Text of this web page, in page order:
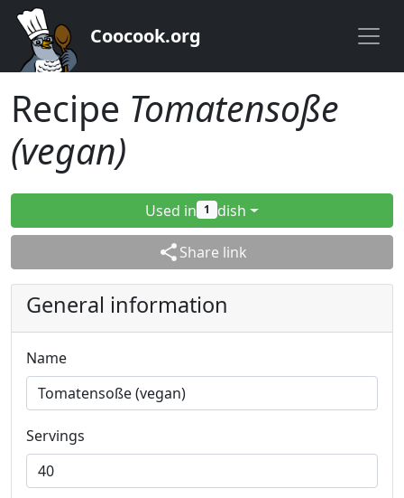
Coocook.org
Recipe Tomatensoße
(vegan)
Used in 1 dish
shareShare link
General information
Name
Servings